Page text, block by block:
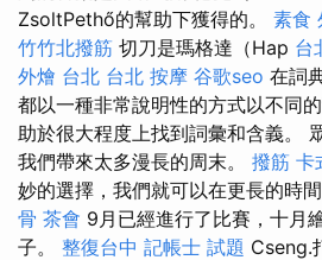
ZsoltPethő的幫助下獲得的。 素食
竹竹北撥筋 切刀是瑪格達（Hap 台
外燴 台北 台北 按摩 谷歌seo 在詞
都以一種非常說明性的方式以不同
助於很大程度上找到詞彙和含義。
我們帶來太多漫長的周末。 撥筋 卡
妙的選擇，我們就可以在更長的時
骨 茶會 9月已經進行了比賽，十月
子。 整復台中 記帳士 試題 Cseng.